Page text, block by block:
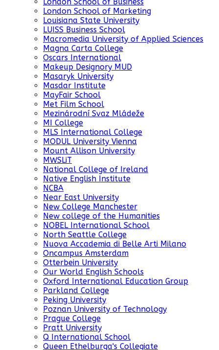
London School of Business
London School of Marketing
Louisiana State University
LUISS Business School
Macromedia University of Applied Sciences
Magna Carta College
Oscars International
Makeup Designory MUD
Masaryk University
Masdar Institute
MayFair School
Met Film School
Mezinárodní Svaz Mládeže
MI College
MLS International College
MODUL University Vienna
Mount Allison University
MWSLiT
National College of Ireland
Native English Institute
NCBA
Near East University
New College Manchester
New college of the Humanities
NOBEL International School
North Seattle College
Nuova Accademia di Belle Arti Milano
Oncampus Amsterdam
Otterbein University
Our World English Schools
Oxford International Education Group
Parkland College
Peking University
Poznan University of Technology
Prague College
Pratt University
Q International School
Queen Ethelburga's Collegiate